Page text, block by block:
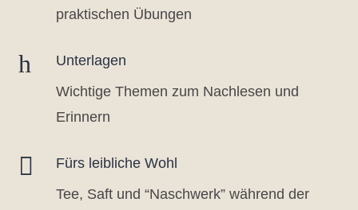
praktischen Übungen
h
Unterlagen
Wichtige Themen zum Nachlesen und
Erinnern

Fürs leibliche Wohl
Tee, Saft und “Naschwerk” während der